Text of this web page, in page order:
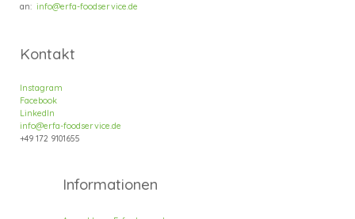
an:info@erfa-foodservice.de
Kontakt
Instagram
Facebook
LinkedIn
info@erfa-foodservice.de
+49172 9101655
Informationen